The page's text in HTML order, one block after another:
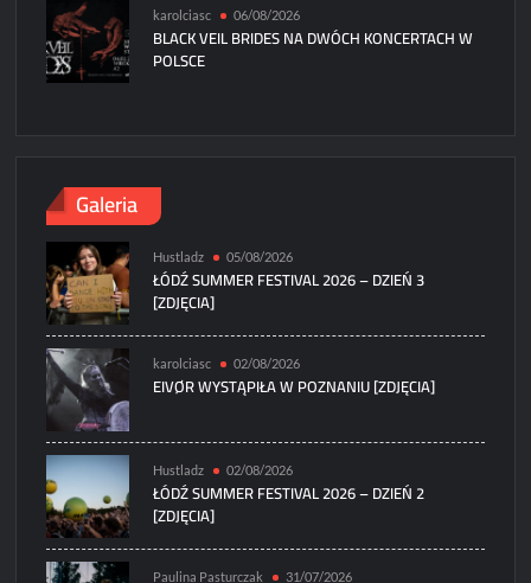
karolciasc 06/08/2026
BLACK VEIL BRIDES NA DWÓCH KONCERTACH W
POLSCE
Galeria
Hustladz 05/08/2026
ŁÓDŹ SUMMER FESTIVAL 2026 – DZIEŃ 3
[ZDJĘCIA]
karolciasc 02/08/2026
EIVØR WYSTĄPIŁA W POZNANIU [ZDJĘCIA]
Hustladz 02/08/2026
ŁÓDŹ SUMMER FESTIVAL 2026 – DZIEŃ 2
[ZDJĘCIA]
Paulina Pasturczak 31/07/2026